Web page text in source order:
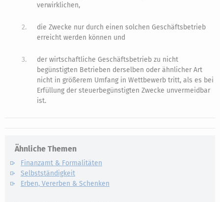
verwirklichen,
2.
die Zwecke nur durch einen solchen Geschäftsbetrieb
erreicht werden können und
3.
der wirtschaftliche Geschäftsbetrieb zu nicht
begünstigten Betrieben derselben oder ähnlicher Art
nicht in größerem Umfang in Wettbewerb tritt, als es bei
Erfüllung der steuerbegünstigten Zwecke unvermeidbar
ist.
Ähnliche Themen
Finanzamt & Formalitäten
Selbstständigkeit
Erben, Vererben & Schenken